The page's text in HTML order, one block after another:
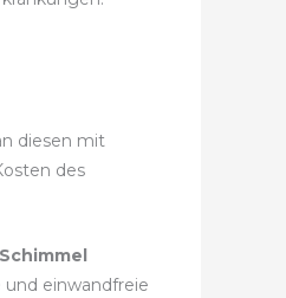
diesen mit
des
Schimmel
einwandfreie